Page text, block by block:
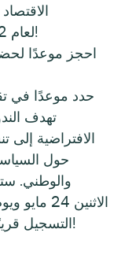
Creative Vitality Summit لعام 2022!
احجز موعدًا
حدد موعدًا في
الافتراضية إلى
حول
والوطني.
التسجيل قريبًا. نأمل أن تتمكن من الانضمام إلينا!